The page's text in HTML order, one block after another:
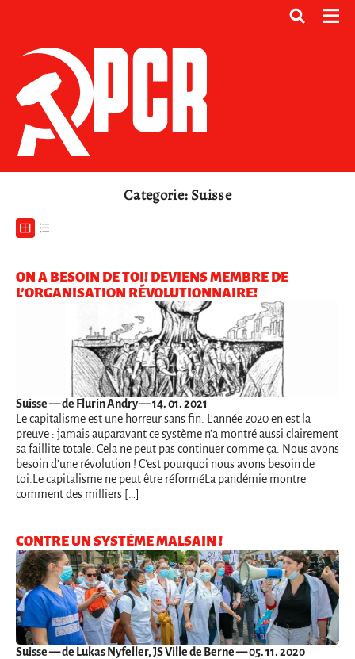
Categorie: Suisse
ON A BESOIN DE TOI! DEVIENS MEMBRE DE
L’ORGANISATION RÉVOLUTIONNAIRE!
Suisse— de Flurin Andry — 14. 01. 2021
Le capitalisme est une horreur sans fin. L'année 2020 en est la
preuve : jamais auparavant ce système n'a montré aussi clairement
sa faillite totale. Cela ne peut pas continuer comme ça. Nous avons
besoin d'une révolution ! C'est pourquoi nous avons besoin de
toi.Le capitalisme ne peut être réforméLa pandémie montre
comment des milliers […]
CONTRE UN SYSTÈME MALSAIN !
Suisse— de Lukas Nyfeller, JS Ville de Berne — 05. 11. 2020